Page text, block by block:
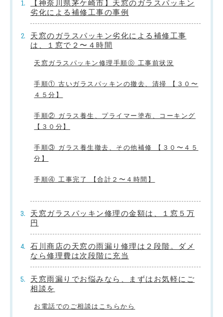
【神奈川県茅ケ崎市】天窓のガラスパッキン
劣化による補修工事の事例
天窓のガラスパッキン劣化による補修工事
は、１窓で２〜４時間
天窓ガラスパッキン修理手順⓪ 工事前状況
手順① 古いガラスパッキンの撤去、清掃 【３０〜
４５分】
手順② ガラス養生、プライマー塗布、コーキング
【３０分】
手順③ ガラス養生撤去、その他補修 【３０〜４５
分】
手順④ 工事完了 【合計２〜４時間】
天窓ガラスパッキン修理の金額は、１窓５万
円
石川商店の天窓の雨漏り修理は２段階。ダメ
なら修理費は次段階に充当
天窓雨漏りでお悩みなら、まずはお気軽にご
相談を
お電話でのご相談はこちらから